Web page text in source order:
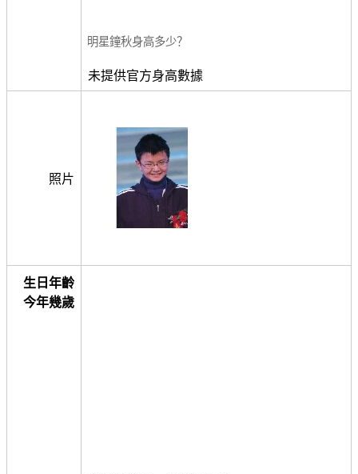
明星鐘秋身高多少？
未提供官方身高數據
照片
生日年齡
今年幾歲